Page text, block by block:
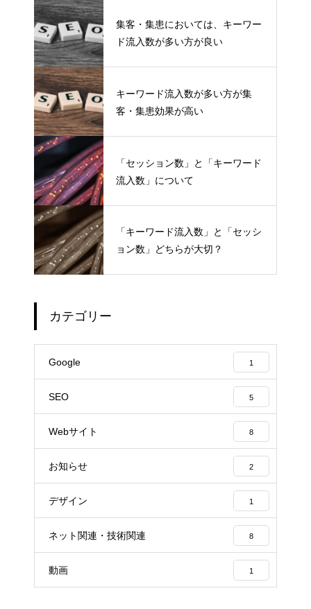
集客・集患においては、キーワー
ド流入数が多い方が良い
キーワード流入数が多い方が集
客・集患効果が高い
「セッション数」と「キーワード
流入数」について
「キーワード流入数」と「セッシ
ョン数」どちらが大切？
カテゴリー
Google 1
SEO 5
Webサイト 8
お知らせ 2
デザイン 1
ネット関連・技術関連 8
動画 1